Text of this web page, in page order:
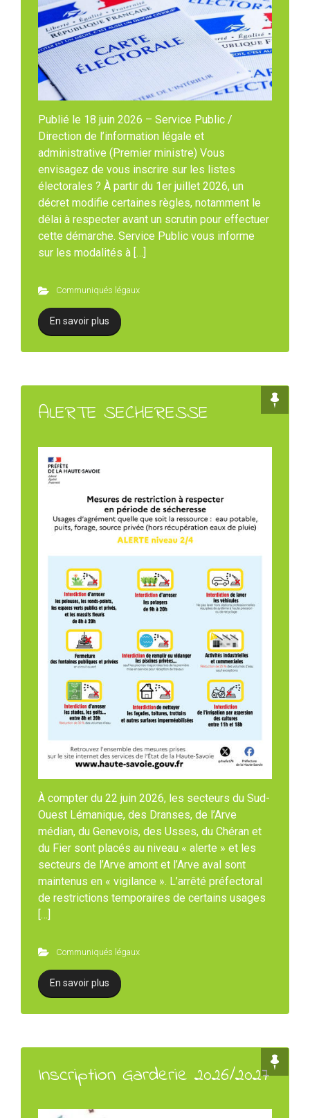
Publié le 18 juin 2026 – Service Public /
Direction de l’information légale et
administrative (Premier ministre) Vous
envisagez de vous inscrire sur les listes
électorales ? À partir du 1er juillet 2026, un
décret modifie certaines règles, notamment le
délai à respecter avant un scrutin pour effectuer
cette démarche. Service Public vous informe
sur les modalités à […]
Communiqués légaux
En savoir plus
ALERTE SECHERESSE
À compter du 22 juin 2026, les secteurs du Sud-
Ouest Lémanique, des Dranses, de l’Arve
médian, du Genevois, des Usses, du Chéran et
du Fier sont placés au niveau « alerte » et les
secteurs de l’Arve amont et l’Arve aval sont
maintenus en « vigilance ». L’arrêté préfectoral
de restrictions temporaires de certains usages
[…]
Communiqués légaux
En savoir plus
Inscription Garderie 2026/2027